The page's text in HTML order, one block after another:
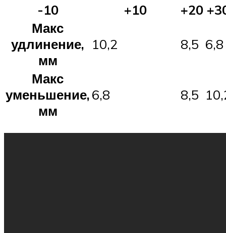
-10 +10 +20
Макс
удлинение,
мм
10,2 8,5 6,8
Макс
уменьшение,
мм
6,8 8,5